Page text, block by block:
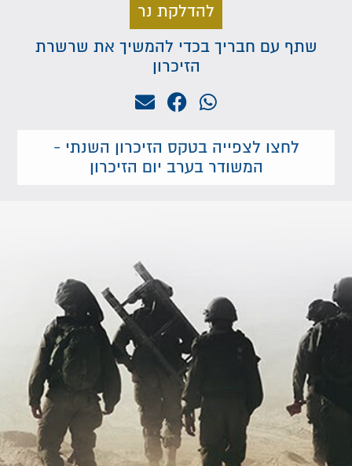
להדלקת נר
שתף עם חבריך בכדי להמשיך את שרשרת
הזיכרון
לחצו לצפייה בטקס הזיכרון השנתי -
המשודר בערב יום הזיכרון